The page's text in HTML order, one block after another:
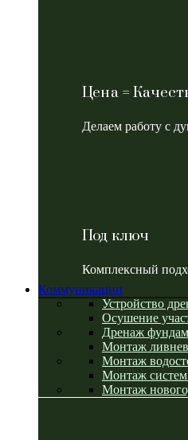
Цена =
Делаем работу с
Под ключ
Комплексный
Коммуникации
Устройство
Осушение
Дренаж
Монтаж
Монтаж
Монтаж систем
Монтаж